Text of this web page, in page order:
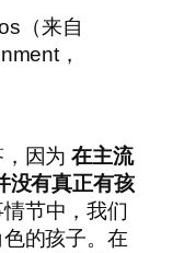
（来自
，
，因为在主流
没有真正有孩
节中，我们
的孩子。在